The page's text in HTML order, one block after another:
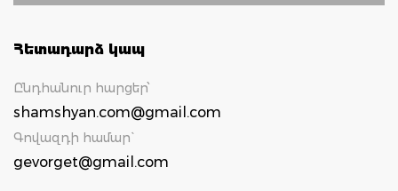
Հետադարձ կապ
Ընդհանուր հարցեր՝
shamshyan.com@gmail.com
Գովազդի համար`
gevorget@gmail.com